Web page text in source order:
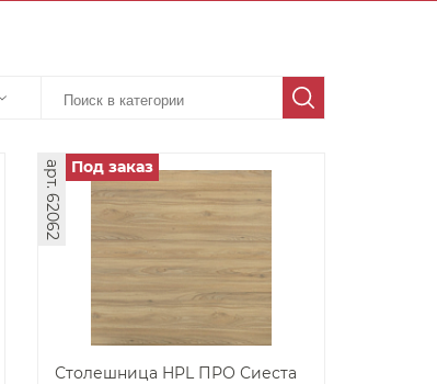
Столешница HPL ПРО Сиеста
арт. 62062 Под заказ